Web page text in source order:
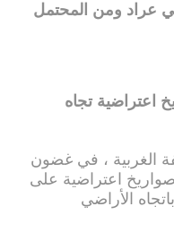
عراد ومن المحتمل
اعتراضية تجاه
الغربية ، في غضون
اعتراضية على
الأراضي